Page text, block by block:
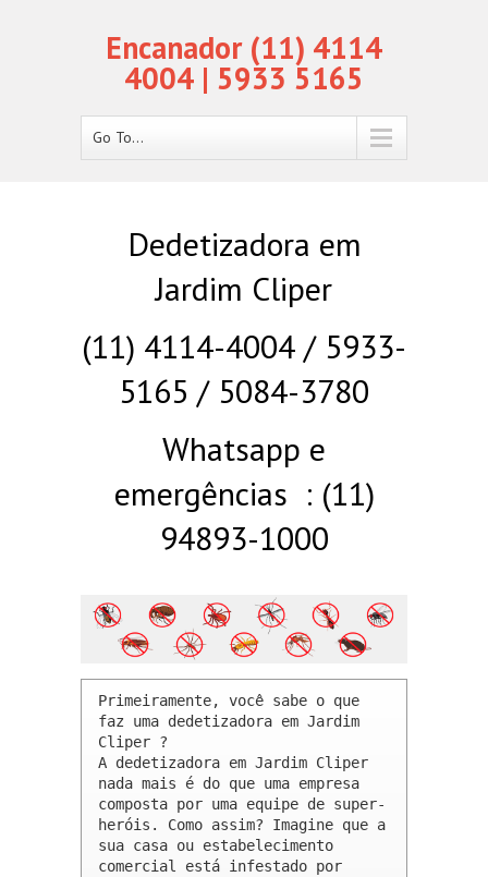
Encanador (11) 4114
4004 | 5933 5165
Go To...
Dedetizadora em
Jardim Cliper
(11) 4114-4004 / 5933-
5165 / 5084-3780
Whatsapp e
emergências : (11)
94893-1000
Primeiramente, você sabe o que
faz uma dedetizadora em Jardim
Cliper ?
A dedetizadora em Jardim Cliper
nada mais é do que uma empresa
composta por uma equipe de super-
heróis. Como assim? Imagine que a
sua casa ou estabelecimento
comercial está infestado por